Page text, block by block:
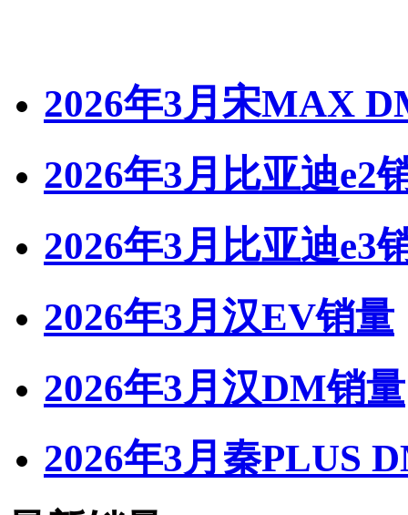
2026年3月宋MAX
2026年3月比亚迪e2
2026年3月比亚迪e3
2026年3月汉EV销量
2026年3月汉DM销量
2026年3月秦PLUS